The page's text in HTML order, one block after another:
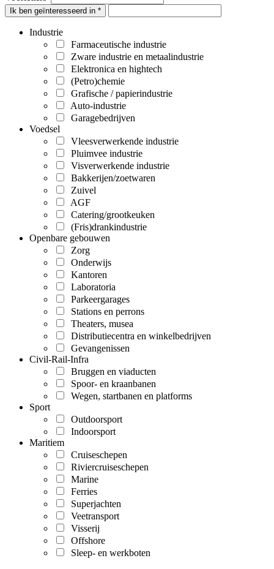
Ik ben geïnteresseerd in *
Industrie
Farmaceutische industrie
Zware industrie en metaalindustrie
Elektronica en hightech
(Petro)chemie
Grafische / papierindustrie
Auto-industrie
Garagebedrijven
Voedsel
Vleesverwerkende industrie
Pluimvee industrie
Visverwerkende industrie
Bakkerijen/zoetwaren
Zuivel
AGF
Catering/grootkeuken
(Fris)drankindustrie
Openbare gebouwen
Zorg
Onderwijs
Kantoren
Laboratoria
Parkeergarages
Stations en perrons
Theaters, musea
Distributiecentra en winkelbedrijven
Gevangenissen
Civil-Rail-Infra
Bruggen en viaducten
Spoor- en kraanbanen
Wegen, startbanen en platforms
Sport
Outdoorsport
Indoorsport
Maritiem
Cruiseschepen
Riviercruiseschepen
Marine
Ferries
Superjachten
Veetransport
Visserij
Offshore
Sleep- en werkboten